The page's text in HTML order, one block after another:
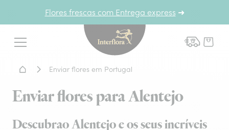
Flores frescas com Entrega express ➜
Menu
Interflora - entrega de
Home - Entrega de flores
Enviar flores em Portugal
Enviar flores para Alentejo
Descubrao Alentejo e os seus incríveis